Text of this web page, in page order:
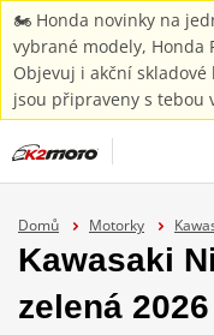
🏍️ Honda novinky na
vybrané modely, Honda
Objevuj i akční skladové
jsou připraveny s tebou
Domů Motorky
Kawasaki
zelená 2026